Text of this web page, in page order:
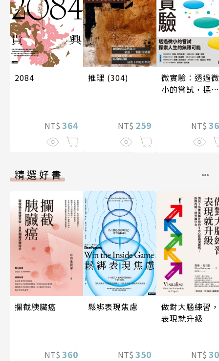
2084
NT$ 364
推理 (304)
NT$ 259
微實驗：透過微
小的嘗試，探索
NT$
精選好書
攔截胰臟癌
NT$ 360
鬆綁表現焦慮
NT$ 350
做對大腦練習，
表現就升級
NT$